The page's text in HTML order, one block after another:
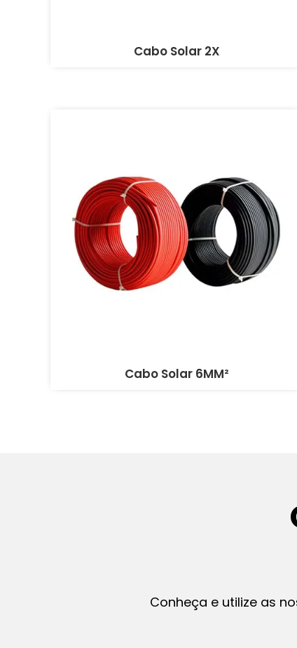
Cabo Solar 2X
Cabo Solar 6MM²
Conheça e utilize as